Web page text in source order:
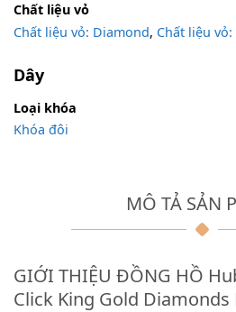
MÔ TẢ SẢN
GIỚI THIỆU ĐỒNG HỒ
Click King Gold Diamonds
Chất liệu vỏ
Chất liệu vỏ: Diamond, Chất liệu
Dây
Loại khóa
Khóa đôi